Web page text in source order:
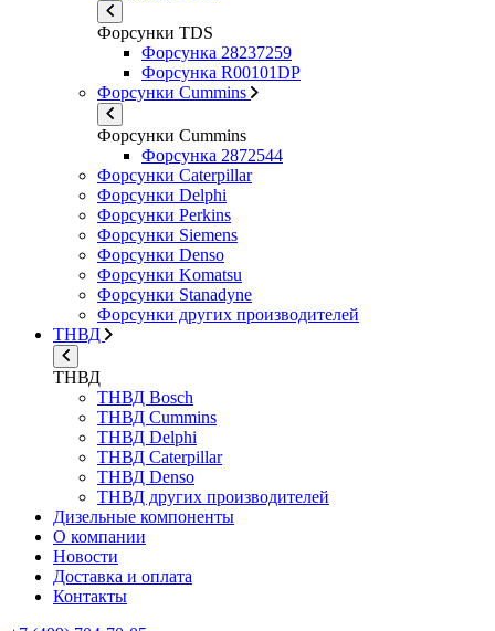
Форсунки TDS
Форсунка 28237259
Форсунка R00101DP
Форсунки Cummins
Форсунки Cummins
Форсунка 2872544
Форсунки Caterpillar
Форсунки Delphi
Форсунки Perkins
Форсунки Siemens
Форсунки Denso
Форсунки Komatsu
Форсунки Stanadyne
Форсунки других производителей
ТНВД
ТНВД
ТНВД Bosch
ТНВД Cummins
ТНВД Delphi
ТНВД Caterpillar
ТНВД Denso
ТНВД других производителей
Дизельные компоненты
О компании
Новости
Доставка и оплата
Контакты